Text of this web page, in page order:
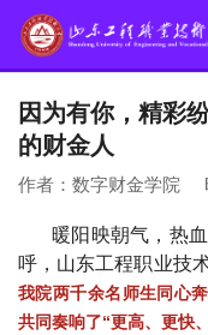
因为有你，精彩
的财金人
作者：数字财金学院
暖阳映朝气，热
呼，山东工程职业技
我院两千余名师生同心
共同奏响了“更高、更快